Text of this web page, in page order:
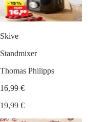
Skive
Standmixer
Thomas Philipps
16,99 €
19,99 €